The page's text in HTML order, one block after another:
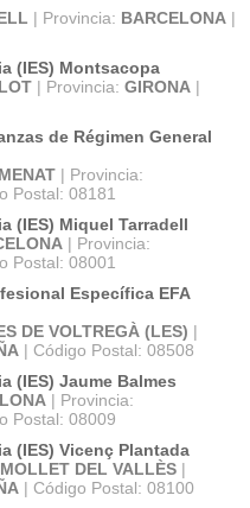
| Provincia: BARCELONA |
(IES) Montsacopa
| Provincia: GIRONA |
de Régimen General
| Provincia:
Postal: 08181
(IES) Miquel Tarradell
| Provincia:
Postal: 08001
Específica EFA
DE VOLTREGÀ (LES) |
| Código Postal: 08508
(IES) Jaume Balmes
| Provincia:
Postal: 08009
(IES) Vicenç Plantada
MOLLET DEL VALLÈS |
| Código Postal: 08100